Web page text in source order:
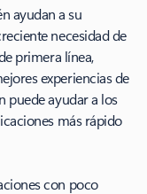
ayudan a su
necesidad de
primera línea,
experiencias de
puede ayudar a los
más rápido
con poco